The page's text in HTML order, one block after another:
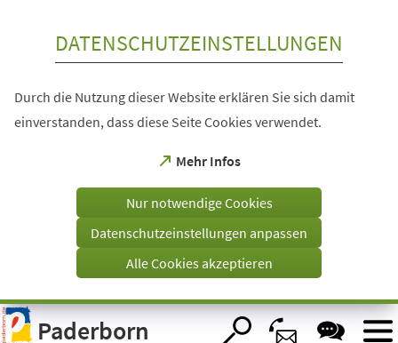
Visuelle
Assistenzsoftware
öffnen.
DATENSCHUTZEINSTELLUNGEN
Durch die Nutzung dieser Website erklären Sie sich damit
einverstanden, dass diese Seite Cookies verwendet.
Mehr Infos
(Öffnet
einem
Tab)
Nur notwendige Cookies
Datenschutzeinstellungen anpassen
Alle Cookies akzeptieren
Paderborn